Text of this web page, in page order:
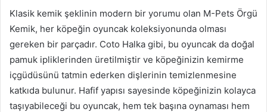
Klasik kemik şeklinin modern bir yorumu olan M-Pets Örgü
Kemik, her köpeğin oyuncak koleksiyonunda olması
gereken bir parçadır. Coto Halka gibi, bu oyuncak da doğal
pamuk ipliklerinden üretilmiştir ve köpeğinizin kemirme
içgüdüsünü tatmin ederken dişlerinin temizlenmesine
katkıda bulunur. Hafif yapısı sayesinde köpeğinizin kolayca
taşıyabileceği bu oyuncak, hem tek başına oynaması hem